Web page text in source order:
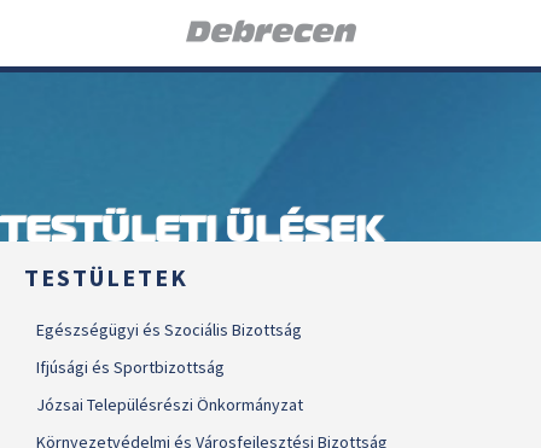
TESTÜLETI ÜLÉSEK
TESTÜLETEK
Egészségügyi és Szociális Bizottság
Ifjúsági és Sportbizottság
Józsai Településrészi Önkormányzat
Környezetvédelmi és Városfejlesztési Bizottság